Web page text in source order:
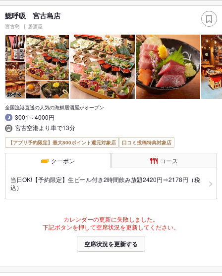
鰓呼吸 宮古島店
宮古島 居酒屋
全国漁港直送の人気の海鮮居酒屋がオープン
3001～4000円
宮古空港より車で13分
【アプリ予約限定】最大800ポイント還元対象店 口コミ投稿特典対象店
クーポン コース
当日OK!【予約限定】生ビール付き2時間飲み放題2420円⇒2178円（税
込）
カレンダーの更新に失敗しました。
下記ボタンを押して空席状況を更新してください。
空席状況を更新する